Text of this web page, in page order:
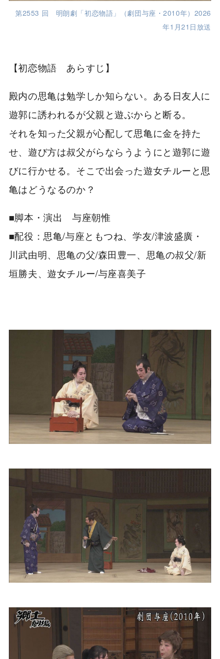
第2553 回 明朗劇「初恋物語」（劇団与座・2010年）2026
年1月21日放送
【初恋物語 あらすじ】
殿内の思亀は勉学しか知らない。ある日友人に
遊郭に誘われるが父親と遊ぶからと断る。
それを知った父親が心配して思亀に金を持た
せ、遊び方は叔父がらならうようにと遊郭に遊
びに行かせる。そこで出会った遊女チルーと思
亀はどうなるのか？
■脚本・演出 与座朝惟
■配役：思亀/与座ともつね、学友/津波盛廣・
川武由明、思亀の父/森田豊一、思亀の叔父/新
垣勝夫、遊女チルー/与座喜美子